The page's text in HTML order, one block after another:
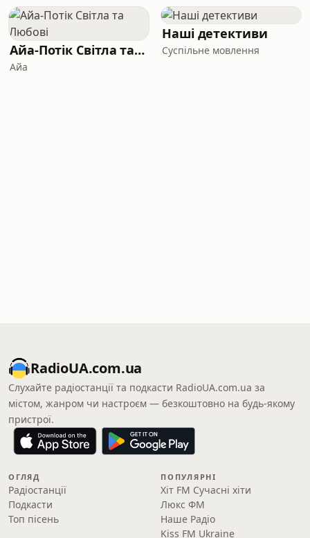
Айа-Потік Світла та Любові
Айа
Наші детективи
Суспільне мовлення
RadioUA.com.ua
Слухайте радіостанції та подкасти RadioUA.com.ua за
містом, жанром чи настроєм — безкоштовно на будь-якому
пристрої.
ОГЛЯД
Радіостанції
Подкасти
Топ пісень
ПОПУЛЯРНІ
Хіт FM Сучасні хіти
Люкс ФМ
Наше Радіо
Kiss FM Ukraine